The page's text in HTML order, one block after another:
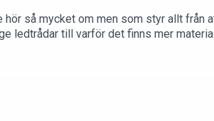
så mycket om men som styr allt
ledtrådar till varför det finns mer
gåtor..